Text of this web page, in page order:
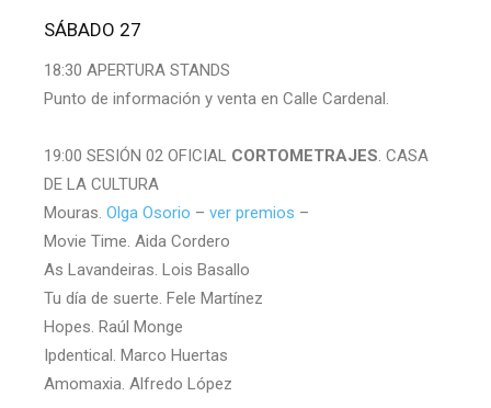
SÁBADO 27
18:30 APERTURA STANDS
Punto de información y venta en Calle Cardenal.
19:00 SESIÓN 02 OFICIAL CORTOMETRAJES . CASA
DE LA CULTURA
Mouras. Olga Osorio – ver premios –
Movie Time. Aida Cordero
As Lavandeiras. Lois Basallo
Tu día de suerte. Fele Martínez
Hopes. Raúl Monge
Ipdentical. Marco Huertas
Amomaxia. Alfredo López